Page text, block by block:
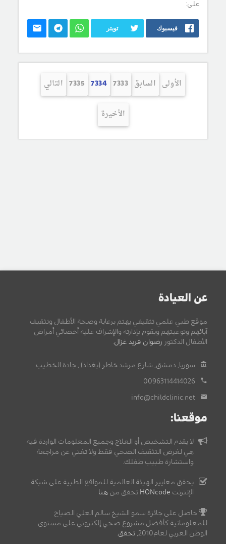
على:
فيسبوك تويتر
الأولى السابق 7333
7334
7335 التالي
الأخيرة
عن العيادة
موقع طبي علمي تثقيفي يهتم برعاية وصحة الأطفال وتثقيف
آبائهم وتوعيتهم ويقوم بإدارته والإشراف عليه أخصائي أمراض
الأطفال الدكتور رضوان فريد غزال.
سوريا, دمشق, شارع مرشد خاطر (بغداد) , جادة الخطيب.
00963114414026
info@childclinic.net
موقعنا:
لا يقدم التشخيص أو العلاج وجميع المعلومات الواردة فيه
هي لغرض التثقيف الصحي فقط ولا تغني عن مراجعة
واستشارة طبيب طفلك.
يحقق معايير الهيئة العالمية للمواقع الطبية على شبكة
الإنترنت HONcode تحقق من هنا
حاصل على جائزة سمو الشيخ سالم العلي الصباح
للمعلوماتية كأفضل مشروع صحي إلكتروني على مستوى
الوطن العربي لعام2010,
تحقق.